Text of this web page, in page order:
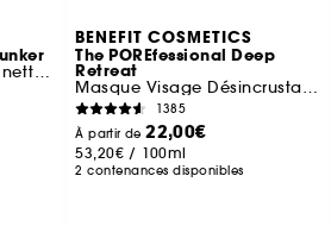
Soin anti-points noirs & nettoyant des pores
BENEFIT COSMETICS
The POREfessional Deep
Retreat
Masque Visage Désincrustant à l'Argile
1385
À partir de22,00€
53,20€ / 100ml
2 contenances disponibles